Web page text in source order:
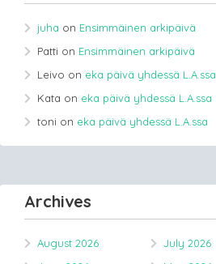
juha on Ensimmäinen arkipäivä
Patti on Ensimmäinen arkipäivä
Leivo on eka päivä yhdessä L.A.ssa
Kata on eka päivä yhdessä L.A.ssa
toni on eka päivä yhdessä L.A.ssa
Archives
August 2026
July 2026